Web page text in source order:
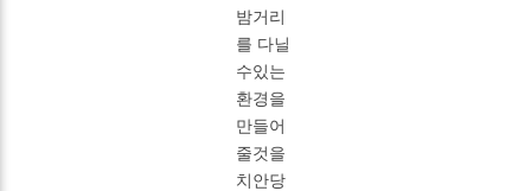
밤거리
를 다닐
수있는
환경을
만들어
줄것을
치안당